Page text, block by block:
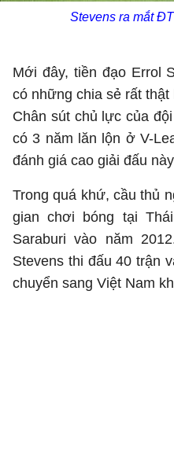
Stevens ra mắt
Mới đây, tiền đạo Errol
có những chia sẻ rất
Chân sút chủ lực của
có 3 năm lăn lộn ở V-
đánh giá cao giải đấu
Trong quá khứ, cầu thủ
gian chơi bóng tại
Saraburi vào năm
Stevens thi đấu 40 trận
chuyển sang Việt Nam